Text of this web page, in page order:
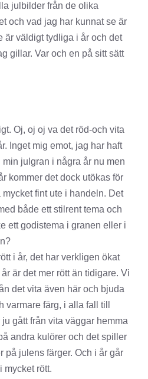
julbilder från de olika
och vad jag har kunnat se är
är väldigt tydliga i år och det
gillar. Var och en på sitt sätt
Oj, oj oj va det röd-och vita
Inget mig emot, jag har haft
min julgran i några år nu men
kommer det dock utökas för
mycket fint ute i handeln. Det
både ett stilrent tema och
ett godistema i granen eller i
i år, det har verkligen ökat
är det mer rött än tidigare. Vi
det vita även här och bjuda
varmare färg, i alla fall till
gått från vita väggar hemma
andra kulörer och det spiller
på julens färger. Och i år går
mycket rött.